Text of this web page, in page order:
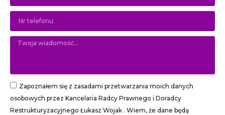
Zapoznałem się z zasadami przetwarzania moich danych
osobowych przez Kancelaria Radcy Prawnego i Doradcy
Restrukturyzacyjnego Łukasz Wojak . Wiem, że dane będą